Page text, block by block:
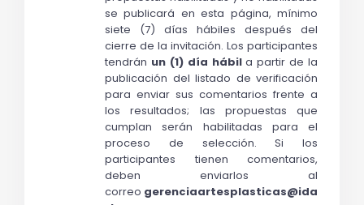
se publicará en esta página, mínimo
siete (7) días hábiles después del
cierre de la invitación. Los participantes
tendrán un (1) día hábil a partir de la
publicación del listado de verificación
para enviar sus comentarios frente a
los resultados; las propuestas que
cumplan serán habilitadas para el
proceso de selección. Si los
participantes tienen comentarios,
deben enviarlos al
correo gerenciaartesplasticas@ida